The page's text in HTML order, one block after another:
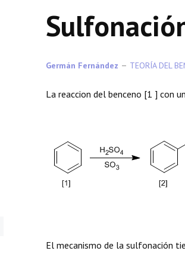
Germán Fernández TEORÍA DEL
La reaccion del benceno [1 ] con
El mecanismo de la sulfonación